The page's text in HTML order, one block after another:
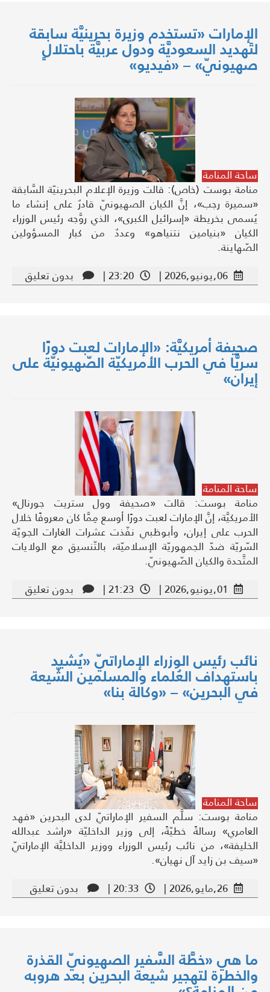
الإمارات «تستخدم وزيرة بحرينيَّة سابقة
لتَهديد السعوديَّة ودول عربيَّة باحتلالٍ
صهيونيّ» – «فيديو»
ساحة المنامة
منامة بوست (خاص): قالت وزيرة الإعلام البحرينيّة السَّابقة
«سميرة رجب»، إنَّ الكيان الصهيونيّ قادرٌ على إنشاء ما
يُسمى بخريطة «إسرائيل الكبرى»، الذي روَّجه رئيس الوزراء
الكيان «بنيامين نتنياهو» وعددٌ من كبار المسؤولين
الصّهاينة.
06,يونيو,2026 |
23:20 | بدون تعليق
صحيفة أمريكيَّة: «الإمارات لعبت دورًا
سريًّا في الحرب الأمريكيّة الصّهيونيّة على
إيران»
ساحة المنامة
منامة بوست: قالت «صحيفة وول ستريت جورنال»
الأمريكيَّة، إنَّ الإمارات لعبت دورًا أوسع مِمَّا كان معروفًا خلال
الحرب على إيران، وأبوظبي نفّذت عشرات الغارات الجويّة
السّريّة ضدّ الجمهوريّة الإسلاميّة، بالتّنسيق مع الولايات
المتَّحدة والكيان الصّهيونيّ.
01,يونيو,2026 |
21:23 | بدون تعليق
نائب رئيس الوزراء الإماراتيّ «يُشيد
باستهداف العُلماء والمسلمين الشّيعة
في البحرين» – «وكالة بنا»
ساحة المنامة
منامة بوست: سلَّم السفير الإماراتيّ لدى البحرين «فهد
العامري» رسالةً خطيّةً، إلى وزير الداخليّة «راشد عبدالله
الخليفة»، من نائب رئيس الوزراء ووزير الداخليَّة الإماراتيّ
«سيف بن زايد آل نهيان».
26,مايو,2026 |
20:33 | بدون تعليق
ما هي «خطَّة السَّفير الصهيونيّ القذرة
والخطرة لتهجير شيعة البحرين بعد هروبه